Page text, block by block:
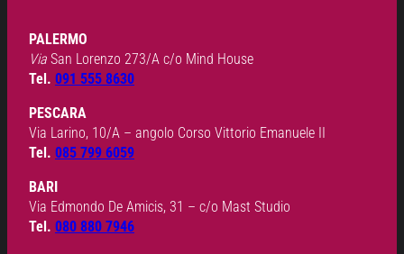
PALERMO
Via San Lorenzo 273/A c/o Mind House
Tel. 091 555 8630
PESCARA
Via Larino, 10/A – angolo Corso Vittorio Emanuele II
Tel. 085 799 6059
BARI
Via Edmondo De Amicis, 31 – c/o Mast Studio
Tel. 080 880 7946